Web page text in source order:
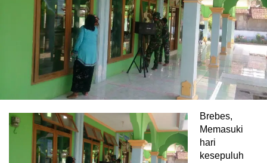
Brebes,
Memasuki
hari
kesepuluh